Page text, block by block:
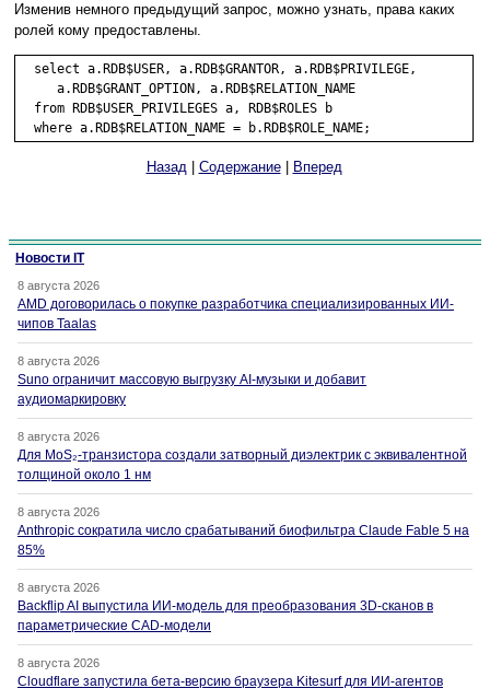
Изменив немного предыдущий запрос, можно узнать, права каких
ролей кому предоставлены.
  select a.RDB$USER, a.RDB$GRANTOR, a.RDB$PRIVILEGE,
     a.RDB$GRANT_OPTION, a.RDB$RELATION_NAME
  from RDB$USER_PRIVILEGES a, RDB$ROLES b
Назад| Содержание| Вперед
Новости IT
8 августа 2026
AMD договорилась о покупке разработчика специализированных ИИ-
чипов Taalas
8 августа 2026
Suno ограничит массовую выгрузку AI-музыки и добавит
аудиомаркировку
8 августа 2026
Для MoS₂-транзистора создали затворный диэлектрик с эквивалентной
толщиной около 1 нм
8 августа 2026
Anthropic сократила число срабатываний биофильтра Claude Fable 5 на
85%
8 августа 2026
Backflip AI выпустила ИИ-модель для преобразования 3D-сканов в
параметрические CAD-модели
8 августа 2026
Cloudflare запустила бета-версию браузера Kitesurf для ИИ-агентов